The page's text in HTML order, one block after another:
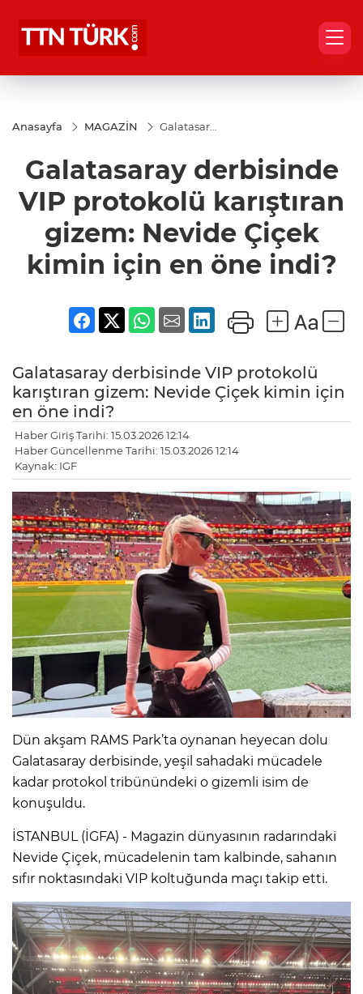
Anasayfa MAGAZİN
Galatasaray
protokolü
karıştıran
gizem:
Nevide
kimin için
en öne
Galatasaray derbisinde
VIP protokolü karıştıran
gizem: Nevide Çiçek
kimin için en öne indi?
Galatasaray derbisinde VIP protokolü
karıştıran gizem: Nevide Çiçek kimin için
en öne indi?
Haber Giriş Tarihi: 15.03.2026 12:14
Haber Güncellenme Tarihi: 15.03.2026 12:14
Kaynak: IGF
Dün akşam RAMS Park’ta oynanan heyecan dolu
Galatasaray derbisinde, yeşil sahadaki mücadele
kadar protokol tribünündeki o gizemli isim de
konuşuldu.
İSTANBUL (İGFA) - Magazin dünyasının radarındaki
Nevide Çiçek, mücadelenin tam kalbinde, sahanın
sıfır noktasındaki VIP koltuğunda maçı takip etti.